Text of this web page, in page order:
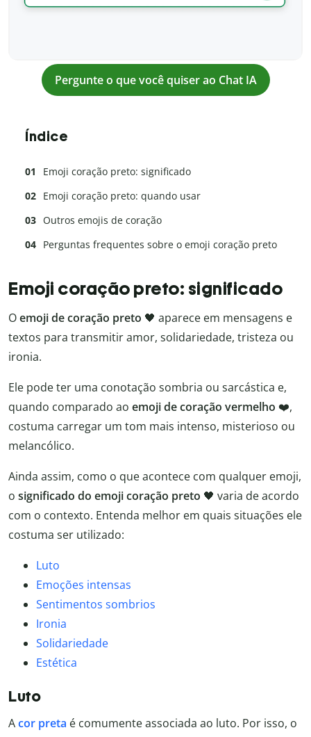
Pergunte o que você quiser ao Chat IA
Índice
Emoji coração preto: significado
Emoji coração preto: quando usar
Outros emojis de coração
Perguntas frequentes sobre o emoji coração preto
Emoji coração preto: significado
Oemoji de coração preto 🖤 aparece em mensagens e
textos para transmitir amor, solidariedade, tristeza ou
ironia.
Ele pode ter uma conotação sombria ou sarcástica e,
quando comparado ao emoji de coração vermelho ❤️,
costuma carregar um tom mais intenso, misterioso ou
melancólico.
Ainda assim, como o que acontece com qualquer emoji,
o significado do emoji coração preto 🖤 varia de acordo
com o contexto. Entenda melhor em quais situações ele
costuma ser utilizado:
Luto
Emoções intensas
Sentimentos sombrios
Ironia
Solidariedade
Estética
Luto
Acor preta é comumente associada ao luto. Por isso, o